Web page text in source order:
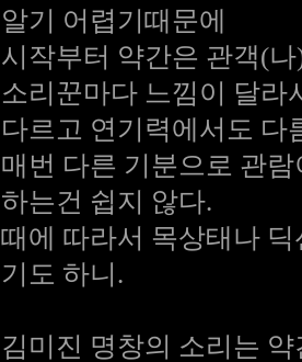
알기 어렵기때문에
시작부터 약간은 관객(
소리꾼마다 느낌이 달라
다르고 연기력에서도 다
매번 다른 기분으로 관
하는건 쉽지 않다.
때에 따라서 목상태나
기도 하니.
김미진 명창의 소리는